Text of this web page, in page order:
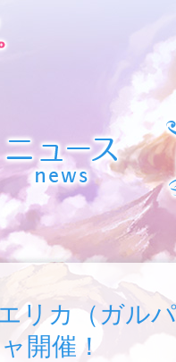
リカ（ガル
開催！